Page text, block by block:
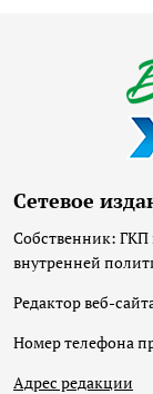
Сетевое
Собственник: ГКП
внутренней
Редактор веб-
Номер телефона
Адрес редакции